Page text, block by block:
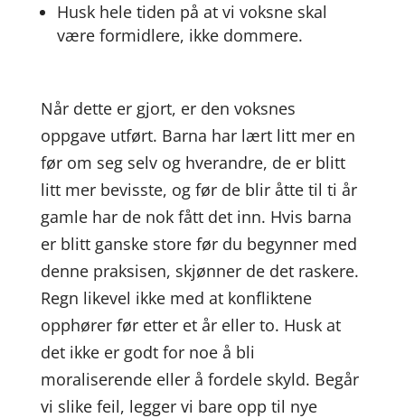
Husk hele tiden på at vi voksne skal
være formidlere, ikke dommere.
Når dette er gjort, er den voksnes
oppgave utført. Barna har lært litt mer en
før om seg selv og hverandre, de er blitt
litt mer bevisste, og før de blir åtte til ti år
gamle har de nok fått det inn. Hvis barna
er blitt ganske store før du begynner med
denne praksisen, skjønner de det raskere.
Regn likevel ikke med at konfliktene
opphører før etter et år eller to. Husk at
det ikke er godt for noe å bli
moraliserende eller å fordele skyld. Begår
vi slike feil, legger vi bare opp til nye